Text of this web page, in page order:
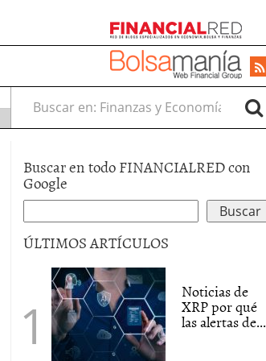
Buscar en:
Buscar en todo FINANCIALRED con
Google
ÚLTIMOS ARTÍCULOS
Noticias de
XRP por qué
las alertas de...